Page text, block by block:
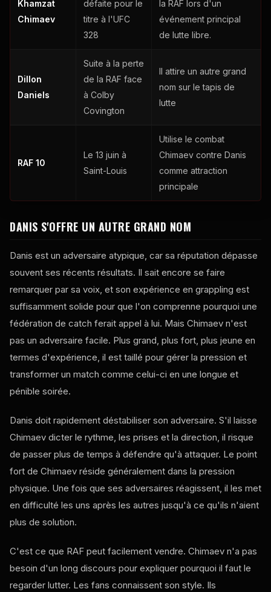
Khamzat
Chimaev
défaite pour le
titre à l'UFC
328
la RAF lors d'un
événement principal
de lutte libre.
Dillon
Daniels
Suite à la perte
de la RAF face
à Colby
Covington
Il attire un autre grand
nom sur le tapis de
lutte
RAF 10
Le 13 juin à
Saint-Louis
Utilise le combat
Chimaev contre Danis
comme attraction
principale
DANIS S'OFFRE UN AUTRE GRAND NOM
Danis est un adversaire atypique, car sa réputation dépasse
souvent ses récents résultats. Il sait encore se faire
remarquer par sa voix, et son expérience en grappling est
suffisamment solide pour que l'on comprenne pourquoi une
fédération de catch ferait appel à lui. Mais Chimaev n'est
pas un adversaire facile. Plus grand, plus fort, plus jeune en
termes d'expérience, il est taillé pour gérer la pression et
transformer un match comme celui-ci en une longue et
pénible soirée.
Danis doit rapidement déstabiliser son adversaire. S'il laisse
Chimaev dicter le rythme, les prises et la direction, il risque
de passer plus de temps à défendre qu'à attaquer. Le point
fort de Chimaev réside généralement dans la pression
physique. Une fois que ses adversaires réagissent, il les met
en difficulté les uns après les autres jusqu'à ce qu'ils n'aient
plus de solution.
C'est ce que RAF peut facilement vendre. Chimaev n'a pas
besoin d'un long discours pour expliquer pourquoi il faut le
regarder lutter. Les fans connaissent son style. Ils